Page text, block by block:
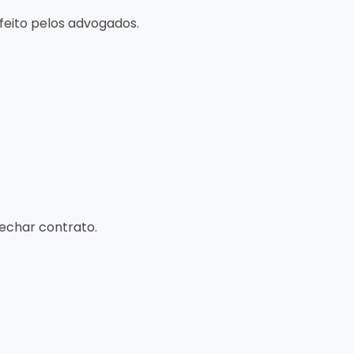
pelos advogados.
contrato.